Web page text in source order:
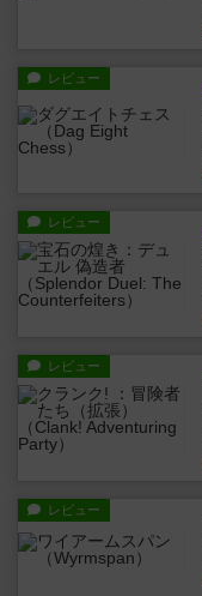
レビュー
レビュー
レビュー
レビュー